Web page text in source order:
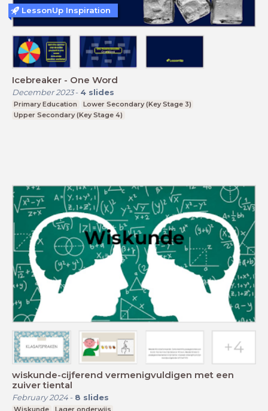
Icebreaker - One Word
December 2023- 4 slides
Primary Education
Lower Secondary (Key Stage 3)
Upper Secondary (Key Stage 4)
LessonUp Inspiration
wiskunde-cijferend vermenigvuldigen met een
zuiver tiental
February 2024- 8 slides
Wiskunde Lager onderwijs